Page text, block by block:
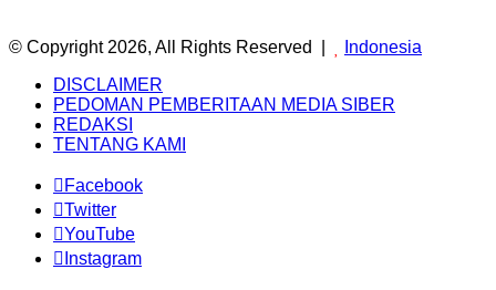
© Copyright 2026, All Rights Reserved |
Indonesia
DISCLAIMER
PEDOMAN PEMBERITAAN MEDIA SIBER
REDAKSI
TENTANG KAMI
Facebook
Twitter
YouTube
Instagram